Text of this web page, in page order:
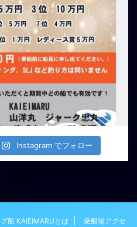
Instagram でフォロー
船 KAIEIMARUとは 乗船場アクセ